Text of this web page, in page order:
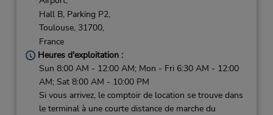
Hall B, Parking P2,
Toulouse, 31700,
France
Heures d'exploitation :
Sun 8:00 AM - 12:00 AM; Mon - Fri 6:30 AM - 12:00
AM; Sat 8:00 AM - 10:00 PM
Si vous arrivez, le comptoir de location se trouve dans
le terminal à une courte distance de marche du